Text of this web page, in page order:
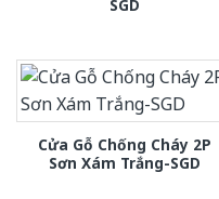
SGD
Cửa Gỗ Chống Cháy 2P
Sơn Xám Trắng-SGD